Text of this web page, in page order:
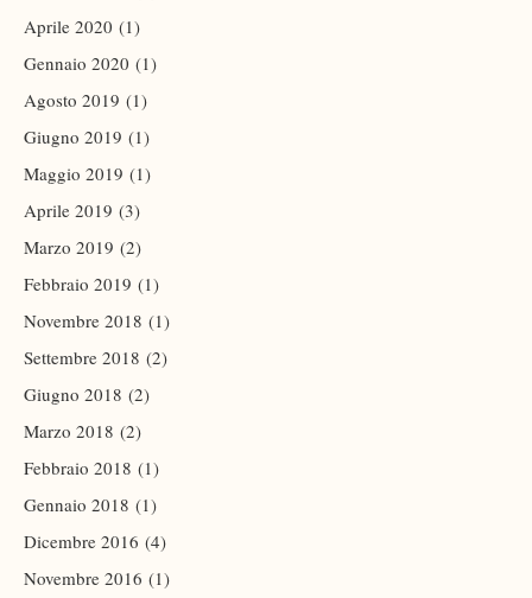
Aprile 2020 (1)
Gennaio 2020 (1)
Agosto 2019 (1)
Giugno 2019 (1)
Maggio 2019 (1)
Aprile 2019 (3)
Marzo 2019 (2)
Febbraio 2019 (1)
Novembre 2018 (1)
Settembre 2018 (2)
Giugno 2018 (2)
Marzo 2018 (2)
Febbraio 2018 (1)
Gennaio 2018 (1)
Dicembre 2016 (4)
Novembre 2016 (1)